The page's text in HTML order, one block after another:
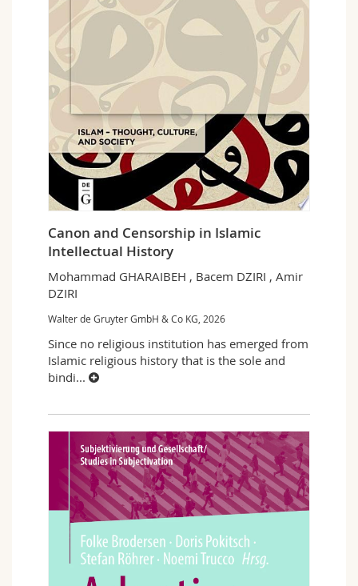
Math.-Nat. und Med. Fak.
Interfakultär
Mitarbeitende
Doktorierende
Webmail
Vorlesungsverzeichnis
MyUnifr
Canon and Censorship in Islamic
Intellectual History
Mohammad GHARAIBEH , Bacem DZIRI , Amir
DZIRI
Walter de Gruyter GmbH & Co KG, 2026
Since no religious institution has emerged from
Islamic religious history that is the sole and
bindi...